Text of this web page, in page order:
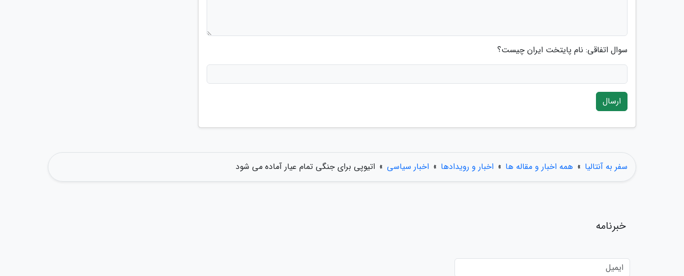
سوال اتفاقی: نام پایتخت ایران چیست؟
ارسال
سفر به آنتالیا » همه اخبار و مقاله ها » اخبار و رویدادها » اخبار سیاسی » اتیوپی برای جنگی تمام عیار آماده می شود
خبرنامه